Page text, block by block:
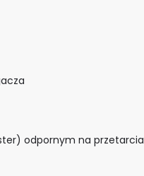
odpornym na przetarcia